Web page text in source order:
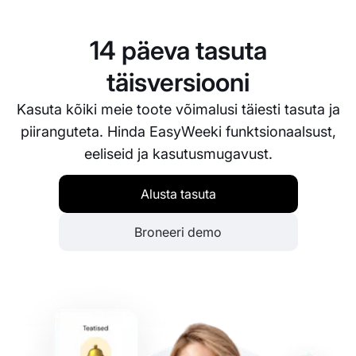
14 päeva tasuta
täisversiooni
Kasuta kõiki meie toote võimalusi täiesti tasuta ja
piiranguteta. Hinda EasyWeeki funktsionaalsust,
eeliseid ja kasutusmugavust.
Alusta tasuta
Broneeri demo